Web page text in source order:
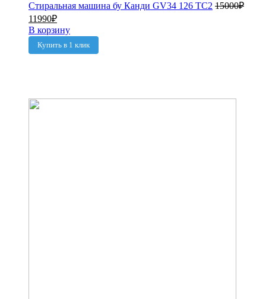
Стиральная машина бу Канди GV34 126 TC2 15000₽
11990₽
В корзину
Купить в 1 клик